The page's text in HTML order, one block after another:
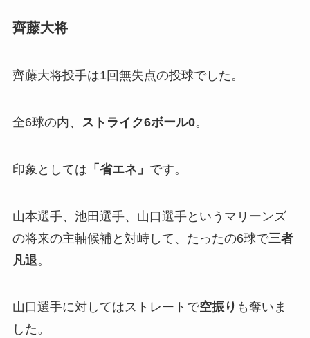
齊藤大将
齊藤大将投手は1回無失点の投球でした。
全6球の内、 ストライク6ボール0。
印象としては 「 省エネ」 です。
山本選手、池田選手、山口選手というマリーンズ
の将来の主軸候補と対峙して、たったの6球で三者
凡退。
山口選手に対してはストレートで空振り も奪いま
した。